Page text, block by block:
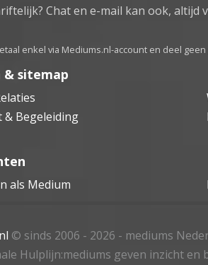
Chat en e-mail kan ook, altijd
enkel via Mediums.nl-account en deel
& sitemap
& Begeleiding
als Medium
© sinds 2006 - 2026 - mediums
Hulplijn:mediums geven inzicht